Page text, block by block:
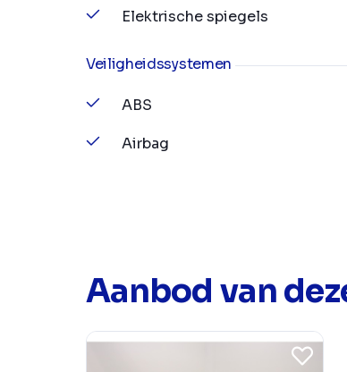
Elektrische spiegels
Veiligheidssystemen
ABS
Airbag
Aanbod van